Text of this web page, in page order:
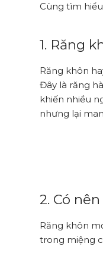
Cùng tìm
1. Răng
Răng khôn
Đây là răng
khiến nhiều
nhưng lại
2. Có
Răng khôn
trong miệng